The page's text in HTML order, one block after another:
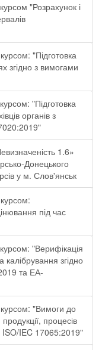
"Розрахунок і
"Підготовка
згідно з вимогами
"Підготовка
органів з
1.6»
Донецького
у м. Слов'янськ
під час
"Верифікація
згідно
та ЕА-
"Вимоги до
процесів
ISO/IEC 17065:2019"